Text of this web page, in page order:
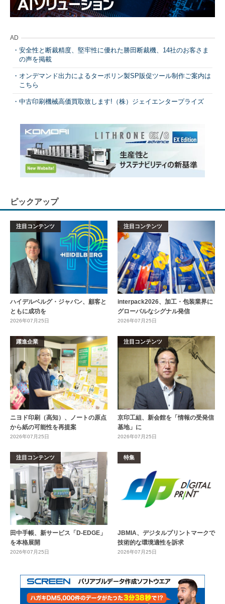
AD
安全性と断裁精度、堅牢性に優れた勝田断裁機、14社のお客さま
の声を掲載
オンデマンド出力によるターポリン製SP販促ツール制作ご案内は
こちら
中古印刷機械高価買取致します!（株）ジェイエンタープライズ
ピックアップ
注目コンテンツ
ハイデルベルグ・ジャパン、顧客と
ともに成功を
2026年07月25日
注目コンテンツ
interpack2026、加工・包装業界に
グローバルなシグナル発信
2026年07月25日
躍進企業
ニヨド印刷（高知）、ノートの原点
から紙の可能性を再提案
2026年07月25日
注目コンテンツ
京印工組、新会館を「情報の受発信
基地」に
2026年07月25日
注目コンテンツ
田中手帳、新サービス「D-EDGE」
を本格展開
2026年07月25日
特集
JBMIA、デジタルプリントマークで
技術的な環境適性を訴求
2026年07月25日